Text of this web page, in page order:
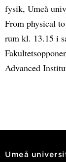
fysik, Umeå
From physical
rum kl. 13.15 i
Advanced
Umeå